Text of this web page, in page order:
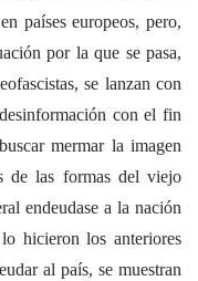
países europeos, pero,
por la que se pasa,
se lanzan con
con el fin
mermar la imagen
de las formas del viejo
endeudase a la nación
hicieron los anteriores
al país, se muestran